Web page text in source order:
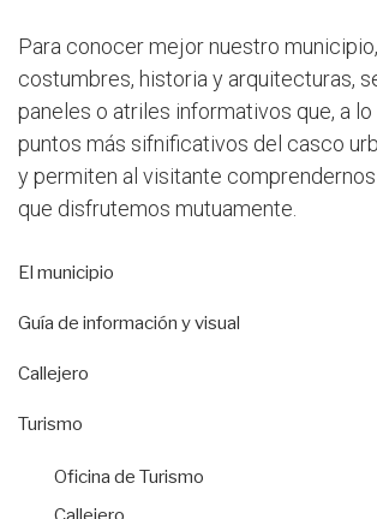
Para conocer mejor nuestro
costumbres, historia y arquitecturas,
paneles o atriles informativos que, a
puntos más sifnificativos del casco
y permiten al visitante
que disfrutemos mutuamente.
El municipio
Guía de información y visual
Callejero
Turismo
Oficina de Turismo